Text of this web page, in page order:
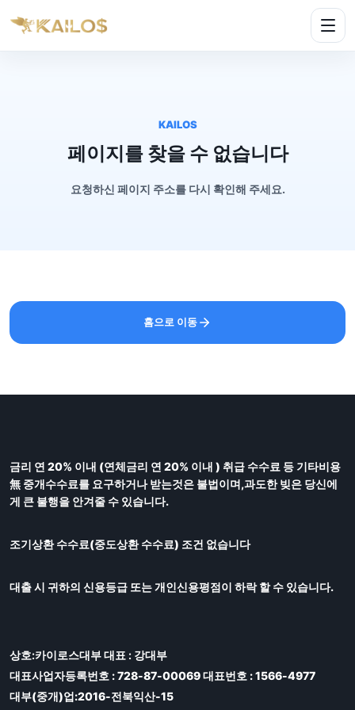
KAILOS
페이지를 찾을 수 없습니다
요청하신 페이지 주소를 다시 확인해 주세요.
홈으로 이동
금리 연 20% 이내 (연체금리 연 20% 이내 ) 취급 수수료 등 기타비용
無 중개수수료를 요구하거나 받는것은 불법이며,과도한 빚은 당신에
게 큰 불행을 안겨줄 수 있습니다.
조기상환 수수료(중도상환 수수료) 조건 없습니다
대출 시 귀하의 신용등급 또는 개인신용평점이 하락 할 수 있습니다.
상호:카이로스대부 대표 : 강대부
대표사업자등록번호 : 728-87-00069 대표번호 : 1566-4977
대부(중개)업:2016-전북익산-15